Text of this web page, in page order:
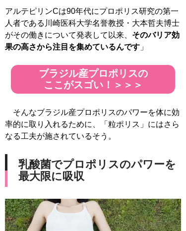
アルテピリンCは90年代にプロポリス研究の第一
人者である川崎医科大学名誉教授・大本哲夫博士
がその働きについて発表して以来、 そのバリア効
果の高さから注目を集めているんです 」
ブラジル産プロポリスの
ここがスゴい！＞＞＞
そんなブラジル産プロポリスのパワーを体に効
率的に取り入れるために、「粒ポリス」にはさら
なる工夫が施されているそう。
乳酸菌でプロポリスのパワーを
最大限に吸収